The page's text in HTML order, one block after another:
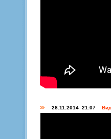
28.11.2014 21:07